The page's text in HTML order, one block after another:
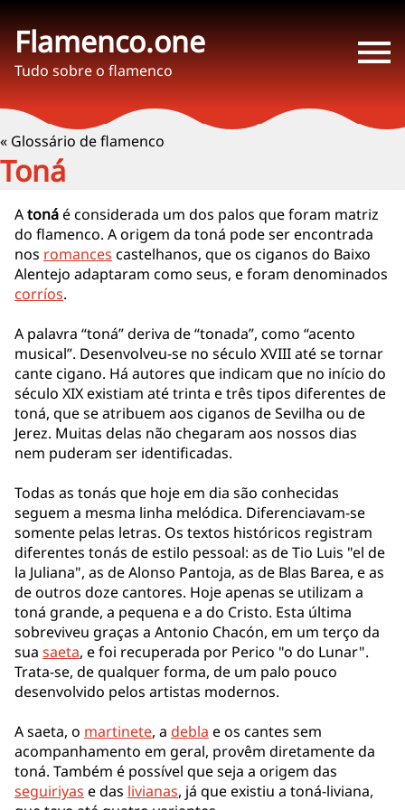
Flamenco.one
Tudo sobre o flamenco
« Glossário de flamenco
Toná
Atonáé considerada um dos palos que foram matriz
do flamenco. A origem da toná pode ser encontrada
nos romances castelhanos, que os ciganos do Baixo
Alentejo adaptaram como seus, e foram denominados
corríos.
A palavra “toná” deriva de “tonada”, como “acento
musical”. Desenvolveu-se no século XVIII até se tornar
cante cigano. Há autores que indicam que no início do
século XIX existiam até trinta e três tipos diferentes de
toná, que se atribuem aos ciganos de Sevilha ou de
Jerez. Muitas delas não chegaram aos nossos dias
nem puderam ser identificadas.
Todas as tonás que hoje em dia são conhecidas
seguem a mesma linha melódica. Diferenciavam-se
somente pelas letras. Os textos históricos registram
diferentes tonás de estilo pessoal: as de Tio Luis "el de
la Juliana", as de Alonso Pantoja, as de Blas Barea, e as
de outros doze cantores. Hoje apenas se utilizam a
toná grande, a pequena e a do Cristo. Esta última
sobreviveu graças a Antonio Chacón, em um terço da
sua saeta, e foi recuperada por Perico "o do Lunar".
Trata-se, de qualquer forma, de um palo pouco
desenvolvido pelos artistas modernos.
A saeta, o martinete, a debla e os cantes sem
acompanhamento em geral, provêm diretamente da
toná. Também é possível que seja a origem das
seguiriyas e das livianas, já que existiu a toná-liviana,